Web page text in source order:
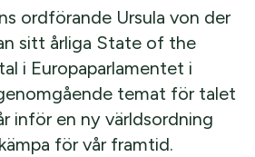
ordförande Ursula von der
sitt årliga State of the
i Europaparlamentet i
temat för talet
inför en ny världsordning
för vår framtid.